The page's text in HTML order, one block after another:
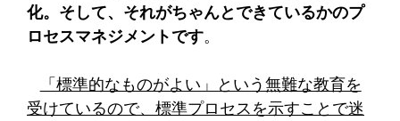
化。そして、それがちゃんとできているかのプ
ロセスマネジメントです。
「標準的なものがよい」という無難な教育を
受けているので、標準プロセスを示すことで迷